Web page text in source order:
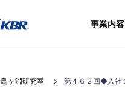
事業内容
ヶ淵研究室 第４６２回◆入社